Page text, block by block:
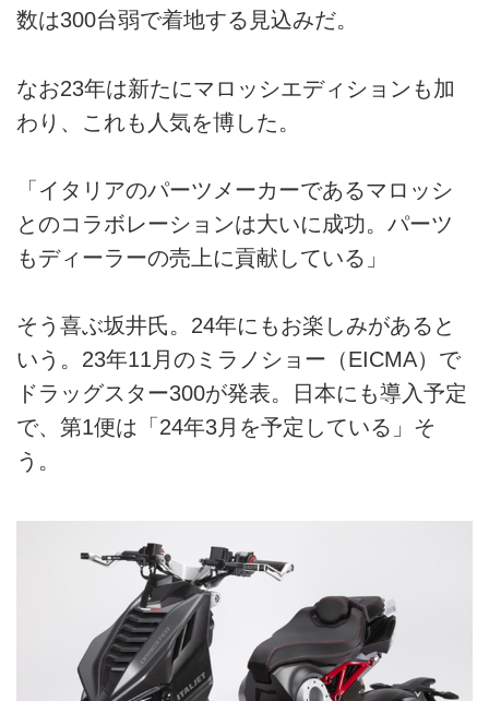
数は300台弱で着地する見込みだ。
なお23年は新たにマロッシエディションも加
わり、これも人気を博した。
「イタリアのパーツメーカーであるマロッシ
とのコラボレーションは大いに成功。パーツ
もディーラーの売上に貢献している」
そう喜ぶ坂井氏。24年にもお楽しみがあると
いう。23年11月のミラノショー（EICMA）で
ドラッグスター300が発表。日本にも導入予定
で、第1便は「24年3月を予定している」そ
う。